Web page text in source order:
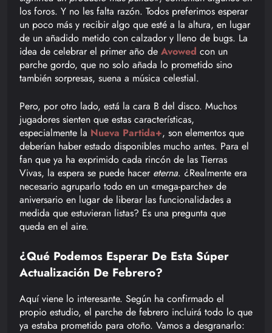
los foros. Y no les falta razón. Todos preferimos esperar
un poco más y recibir algo que esté a la altura, en lugar
de un añadido metido con calzador y lleno de bugs. La
idea de celebrar el primer año de Avowed con un
parche gordo, que no solo añada lo prometido sino
también sorpresas, suena a música celestial.
Pero, por otro lado, está la cara B del disco. Muchos
jugadores sienten que estas características,
especialmente la Nueva Partida+, son elementos que
deberían haber estado disponibles mucho antes. Para el
fan que ya ha exprimido cada rincón de las Tierras
Vivas, la espera se puede hacer eterna. ¿Realmente era
necesario agruparlo todo en un «mega-parche» de
aniversario en lugar de liberar las funcionalidades a
medida que estuvieran listas? Es una pregunta que
queda en el aire.
¿Qué Podemos Esperar De Esta Súper
Actualización De Febrero?
Aquí viene lo interesante. Según ha confirmado el
propio estudio, el parche de febrero incluirá todo lo que
ya estaba prometido para otoño. Vamos a desgranarlo: